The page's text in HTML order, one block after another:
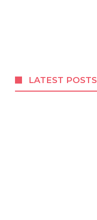
LATEST POSTS